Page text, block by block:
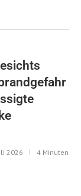
2026
4 Minuten